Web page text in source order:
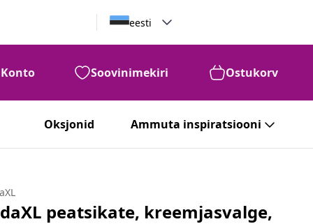
eesti
Konto Soovinimekiri Ostukorv
Oksjonid Ammuta inspiratsiooni
peatsikate, kreemjasvalge,